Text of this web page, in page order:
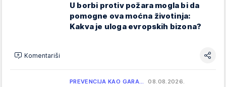
U borbi protiv požara mogla bi da
pomogne ova moćna životinja:
Kakva je uloga evropskih bizona?
Komentariši
PREVENCIJA KAO GARA… 08.08.2026.